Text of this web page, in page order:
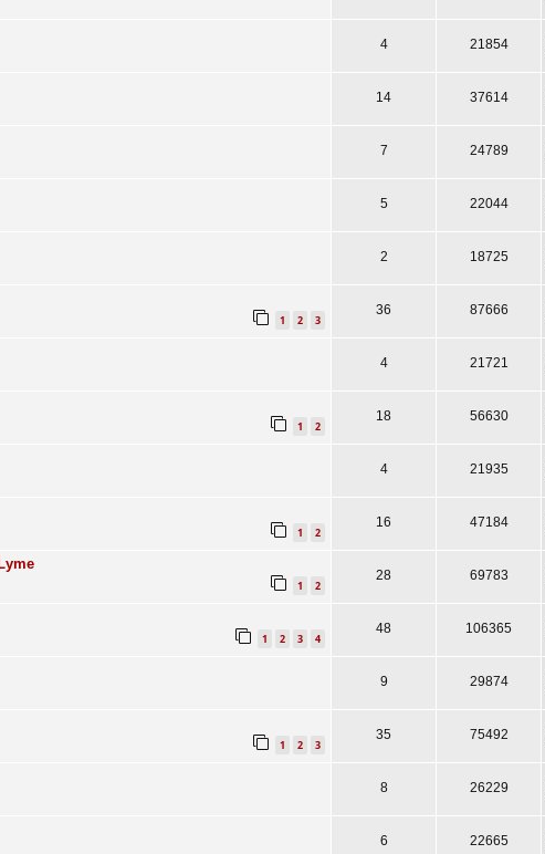
4 21854
14 37614
7 24789
5 22044
2 18725
1 2 3
36 87666
4 21721
1 2
18 56630
4 21935
1 2
16 47184
1 2
28 69783
1 2 3 4
48 106365
9 29874
1 2 3
35 75492
8 26229
6 22665